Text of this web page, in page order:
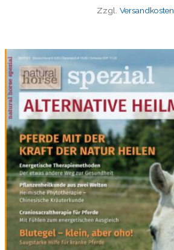
Zzgl. Versandkosten